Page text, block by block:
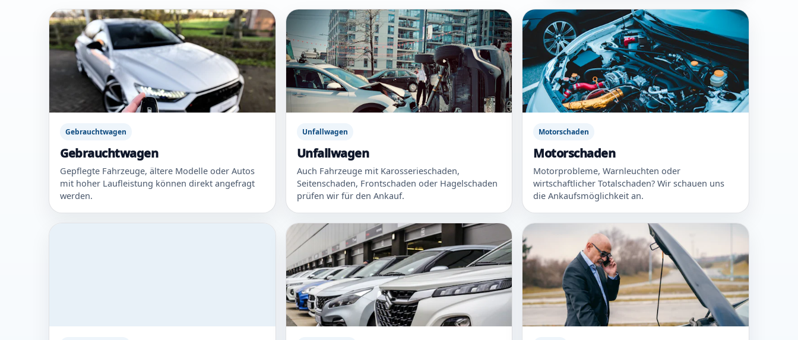
Gebrauchtwagen
Gebrauchtwagen
Gepflegte Fahrzeuge, ältere Modelle oder Autos
mit hoher Laufleistung können direkt angefragt
werden.
Unfallwagen
Unfallwagen
Auch Fahrzeuge mit Karosserieschaden,
Seitenschaden, Frontschaden oder Hagelschaden
prüfen wir für den Ankauf.
Motorschaden
Motorschaden
Motorprobleme, Warnleuchten oder
wirtschaftlicher Totalschaden? Wir schauen uns
die Ankaufsmöglichkeit an.